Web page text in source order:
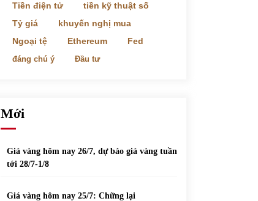
phiếu nổi bật
13/10/2021
Tiền điện tử
tiền kỹ thuật số
Tỷ giá
khuyến nghị mua
Ngoại tệ
Ethereum
Fed
đáng chú ý
Đầu tư
Mới
Giá vàng hôm nay 26/7, dự báo giá vàng tuần
tới 28/7-1/8
Giá vàng hôm nay 25/7: Chững lại